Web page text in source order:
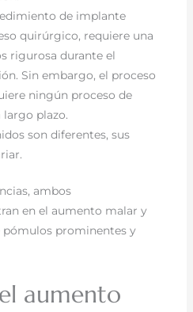
de implante
quirúrgico, requiere una
rigurosa durante el
Sin embargo, el proceso
ningún proceso de
plazo.
son diferentes, sus
ambos
en el aumento malar y
pómulos prominentes y
aumento